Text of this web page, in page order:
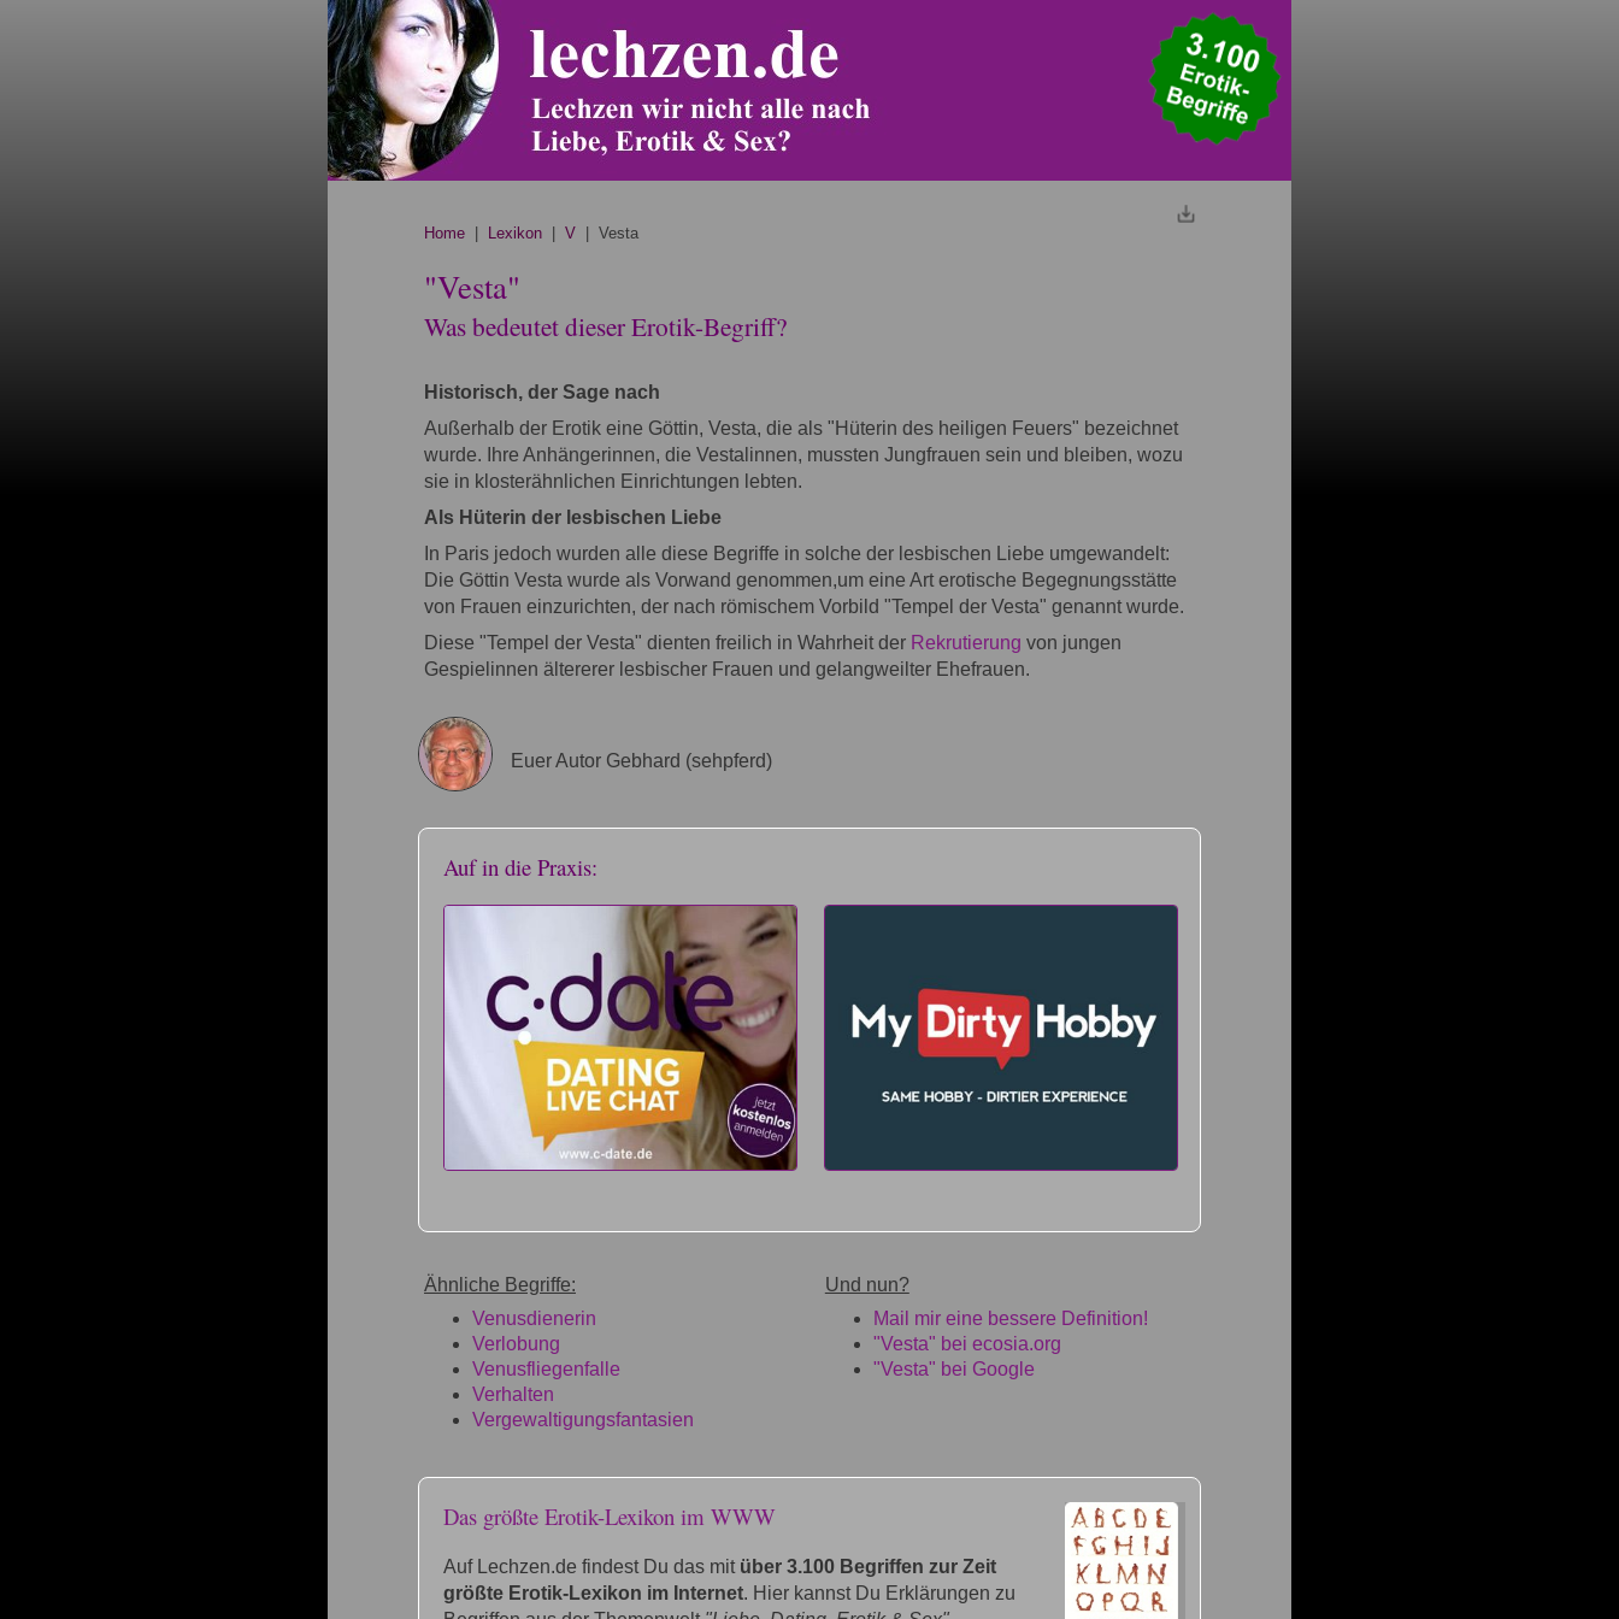
Home Lexikon V | Vesta
"Vesta"
Was bedeutet dieser Erotik-Begriff?
Historisch, der Sage nach
Außerhalb der Erotik eine Göttin, Vesta, die als "Hüterin des heiligen Feuers" bezeichnet
wurde. Ihre Anhängerinnen, die Vestalinnen, mussten Jungfrauen sein und bleiben, wozu
sie in klosterähnlichen Einrichtungen lebten.
Als Hüterin der lesbischen Liebe
In Paris jedoch wurden alle diese Begriffe in solche der lesbischen Liebe umgewandelt:
Die Göttin Vesta wurde als Vorwand genommen,um eine Art erotische Begegnungsstätte
von Frauen einzurichten, der nach römischem Vorbild "Tempel der Vesta" genannt wurde.
Diese "Tempel der Vesta" dienten freilich in Wahrheit der Rekrutierung von jungen
Gespielinnen ältererer lesbischer Frauen und gelangweilter Ehefrauen.
Euer Autor Gebhard (sehpferd)
Auf in die Praxis:
Ähnliche Begriffe:
Venusdienerin
Verlobung
Venusfliegenfalle
Verhalten
Vergewaltigungsfantasien
Und nun?
Mail mir eine bessere Definition!
"Vesta" bei ecosia.org
"Vesta" bei Google
Das größte Erotik-Lexikon im WWW
Auf Lechzen.de findest Du das mit über 3.100 Begriffen zur Zeit
größte Erotik-Lexikon im Internet. Hier kannst Du Erklärungen zu